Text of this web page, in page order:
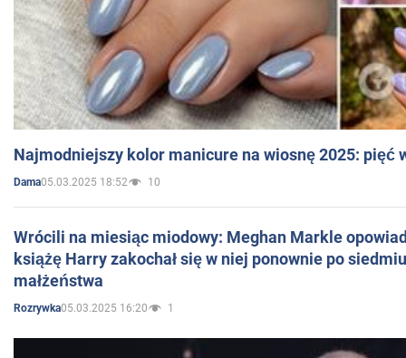
Najmodniejszy kolor manicure na wiosnę 2025: pięć
Dama05.03.2025 18:52 10
Wrócili na miesiąc miodowy: Meghan Markle
książę Harry zakochał się w niej ponownie po
małżeństwa
Rozrywka05.03.2025 16:20 1